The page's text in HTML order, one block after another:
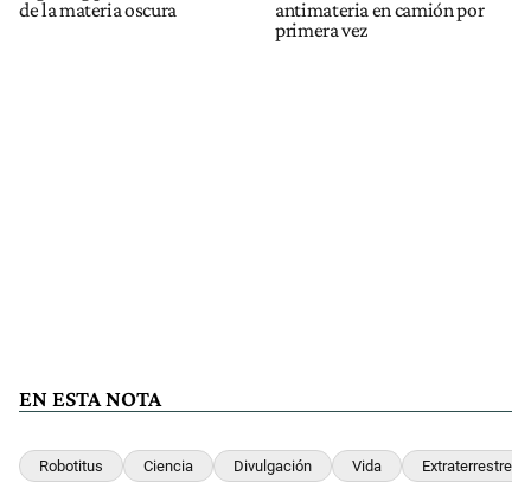
de la materia oscura
antimateria en camión por
primera vez
EN ESTA NOTA
Robotitus Ciencia Divulgación Vida Extraterrestre